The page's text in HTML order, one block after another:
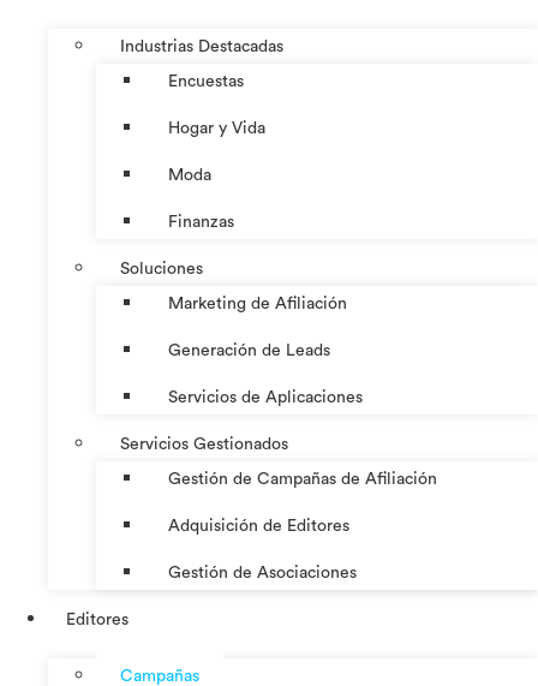
Industrias Destacadas
Encuestas
Hogar y Vida
Moda
Finanzas
Soluciones
Marketing de Afiliación
Generación de Leads
Servicios de Aplicaciones
Servicios Gestionados
Gestión de Campañas de Afiliación
Adquisición de Editores
Gestión de Asociaciones
Editores
Campañas